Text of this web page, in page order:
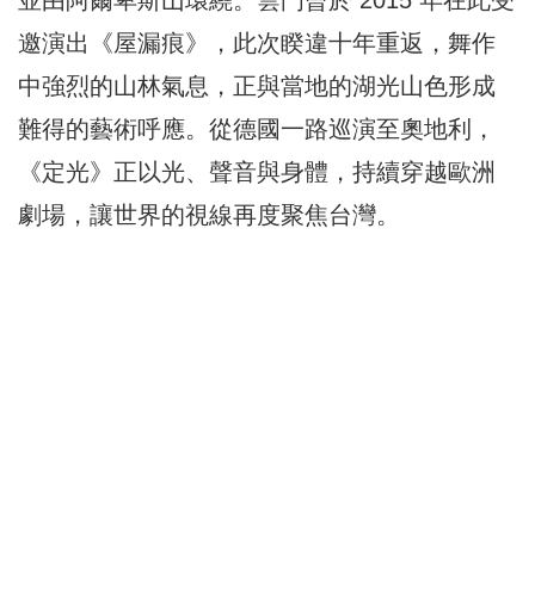
邀演出《屋漏痕》，此次睽違十年重返，舞作
中強烈的山林氣息，正與當地的湖光山色形成
難得的藝術呼應。從德國一路巡演至奧地利，
《定光》正以光、聲音與身體，持續穿越歐洲
劇場，讓世界的視線再度聚焦台灣。